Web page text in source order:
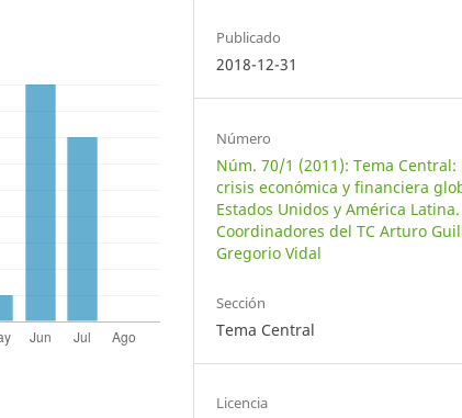
Publicado
2018-12-31
Número
Núm. 70/1 (2011): Tema Central:
crisis económica y financiera
Estados Unidos y América Latina.
Coordinadores del TC Arturo
Gregorio Vidal
Sección
Tema Central
Licencia